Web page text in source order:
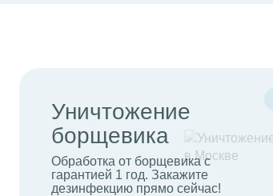
Уничтожение
борщевика
Обработка от борщевика с
гарантией 1 год. Закажите
дезинфекцию прямо сейчас!